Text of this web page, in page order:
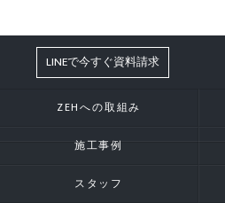
LINEで今すぐ資料請求
ZEHへの取組み
施工事例
スタッフ